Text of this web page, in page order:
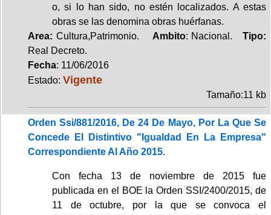
o, si lo han sido, no estén localizados. A estas
obras se las denomina obras huérfanas.
Area: Cultura,Patrimonio. Ambito: Nacional.Tipo:
Real Decreto.
Fecha: 11/06/2016
Estado: Vigente
Tamaño:11 kb
Orden Ssi/881/2016, De 24 De Mayo, Por La Que Se
Concede El Distintivo "Igualdad En La Empresa"
Correspondiente Al Año 2015.
Con fecha 13 de noviembre de 2015 fue
publicada en el BOE la Orden SSI/2400/2015, de
11 de octubre, por la que se convoca el